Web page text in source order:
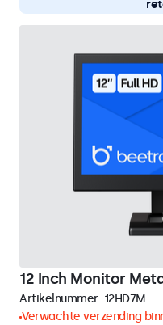
12 Inch Monitor
Artikelnummer: 12HD7M
Verwachte verzending